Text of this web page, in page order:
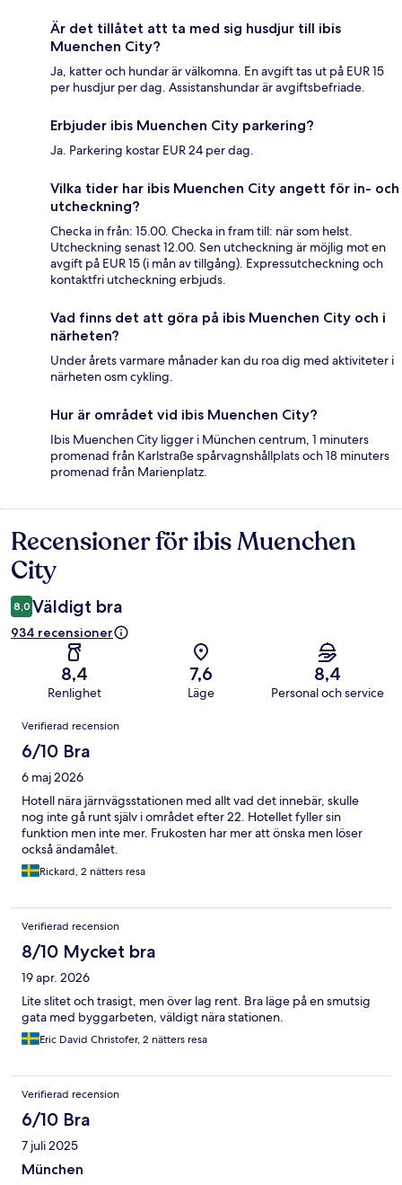
Är det tillåtet att ta med sig husdjur till ibis
Muenchen City?
Ja, katter och hundar är välkomna. En avgift tas ut på EUR 15
per husdjur per dag. Assistanshundar är avgiftsbefriade.
Erbjuder ibis Muenchen City parkering?
Ja. Parkering kostar EUR 24 per dag.
Vilka tider har ibis Muenchen City angett för in- och
utcheckning?
Checka in från: 15.00. Checka in fram till: när som helst.
Utcheckning senast 12.00. Sen utcheckning är möjlig mot en
avgift på EUR 15 (i mån av tillgång). Expressutcheckning och
kontaktfri utcheckning erbjuds.
Vad finns det att göra på ibis Muenchen City och i
närheten?
Under årets varmare månader kan du roa dig med aktiviteter i
närheten osm cykling.
Hur är området vid ibis Muenchen City?
Ibis Muenchen City ligger i München centrum, 1 minuters
promenad från Karlstraße spårvagnshållplats och 18 minuters
promenad från Marienplatz.
Recensioner
Recensioner för ibis Muenchen
City
8,0 Väldigt bra
934 recensioner
8,4
Renlighet
7,6
Läge
8,4
Personal och service
Recensioner
Verifierad recension
6/10 Bra
6 maj 2026
Hotell nära järnvägsstationen med allt vad det innebär, skulle
nog inte gå runt själv i området efter 22. Hotellet fyller sin
funktion men inte mer. Frukosten har mer att önska men löser
också ändamålet.
Rickard, 2 nätters resa
Verifierad recension
8/10 Mycket bra
19 apr. 2026
Lite slitet och trasigt, men över lag rent. Bra läge på en smutsig
gata med byggarbeten, väldigt nära stationen.
Eric David Christofer, 2 nätters resa
Verifierad recension
6/10 Bra
7 juli 2025
München